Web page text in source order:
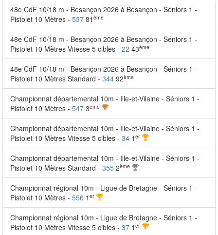
48e CdF 10/18 m - Besançon 2026 à Besançon - Séniors 1 -
Pistolet 10 Mètres - 537 81 ème
48e CdF 10/18 m - Besançon 2026 à Besançon - Séniors 1 -
Pistolet 10 Mètres Vitesse 5 cibles - 22 43ème
48e CdF 10/18 m - Besançon 2026 à Besançon - Séniors 1 -
Pistolet 10 Mètres Standard - 344 92ème
Championnat départemental 10m - Ille-et-Vilaine - Séniors 1 -
Pistolet 10 Mètres - 547 3ème
Championnat départemental 10m - Ille-et-Vilaine - Séniors 1 -
Pistolet 10 Mètres Vitesse 5 cibles - 34 1 er
Championnat départemental 10m - Ille-et-Vilaine - Séniors 1 -
Pistolet 10 Mètres Standard - 355 2ème
Championnat régional 10m - Ligue de Bretagne - Séniors 1 -
Pistolet 10 Mètres - 556 1 er
Championnat régional 10m - Ligue de Bretagne - Séniors 1 -
Pistolet 10 Mètres Vitesse 5 cibles - 37 1 er